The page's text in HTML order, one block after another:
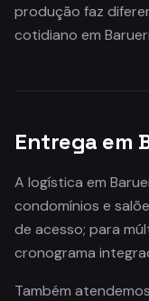
produção faz
cotidiano em
Entrega em
A logística em
condomínios e
de acesso; para
cronograma
Também